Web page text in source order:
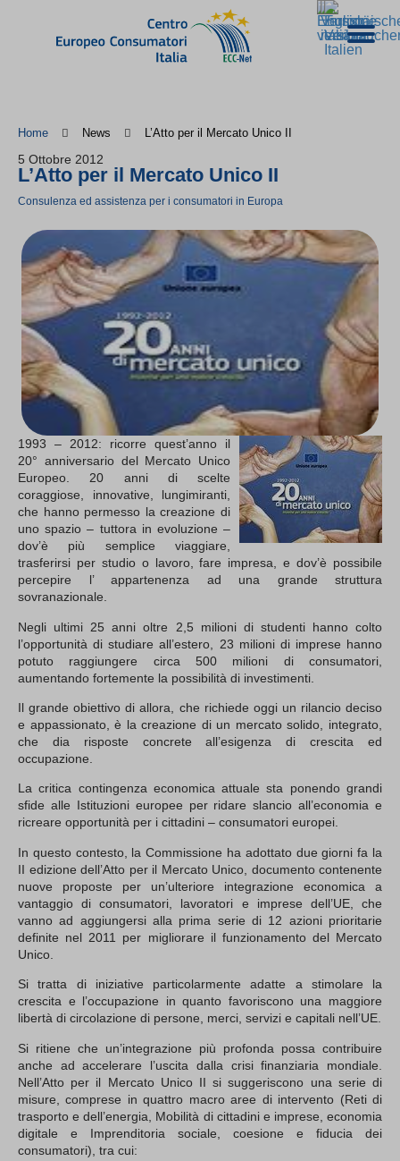
Home News L’Atto per il Mercato Unico II
5 Ottobre 2012
L’Atto per il Mercato Unico II
Consulenza ed assistenza per i consumatori in Europa
1993 – 2012: ricorre quest’anno il
20° anniversario del Mercato Unico
Europeo. 20 anni di scelte
coraggiose, innovative, lungimiranti,
che hanno permesso la creazione di
uno spazio – tuttora in evoluzione –
dov’è più semplice viaggiare,
trasferirsi per studio o lavoro, fare impresa, e dov’è possibile
percepire l’ appartenenza ad una grande struttura
sovranazionale.
Negli ultimi 25 anni oltre 2,5 milioni di studenti hanno colto
l’opportunità di studiare all’estero, 23 milioni di imprese hanno
potuto raggiungere circa 500 milioni di consumatori,
aumentando fortemente la possibilità di investimenti.
Il grande obiettivo di allora, che richiede oggi un rilancio deciso
e appassionato, è la creazione di un mercato solido, integrato,
che dia risposte concrete all’esigenza di crescita ed
occupazione.
La critica contingenza economica attuale sta ponendo grandi
sfide alle Istituzioni europee per ridare slancio all’economia e
ricreare opportunità per i cittadini – consumatori europei.
In questo contesto, la Commissione ha adottato due giorni fa la
II edizione dell’Atto per il Mercato Unico, documento contenente
nuove proposte per un’ulteriore integrazione economica a
vantaggio di consumatori, lavoratori e imprese dell’UE, che
vanno ad aggiungersi alla prima serie di 12 azioni prioritarie
definite nel 2011 per migliorare il funzionamento del Mercato
Unico.
Si tratta di iniziative particolarmente adatte a stimolare la
crescita e l’occupazione in quanto favoriscono una maggiore
libertà di circolazione di persone, merci, servizi e capitali nell’UE.
Si ritiene che un’integrazione più profonda possa contribuire
anche ad accelerare l’uscita dalla crisi finanziaria mondiale.
Nell’Atto per il Mercato Unico II si suggeriscono una serie di
misure, comprese in quattro macro aree di intervento (Reti di
trasporto e dell’energia, Mobilità di cittadini e imprese, economia
digitale e Imprenditoria sociale, coesione e fiducia dei
consumatori), tra cui: